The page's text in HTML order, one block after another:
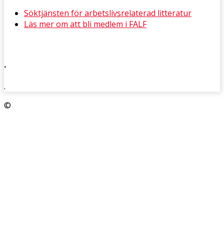
Söktjänsten för arbetslivsrelaterad litteratur
Läs mer om att bli medlem i FALF
.
.
©